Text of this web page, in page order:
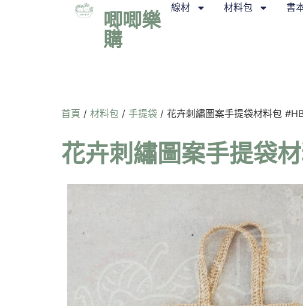
唧唧樂
購
線材 材料包 書
首頁 / 材料包 / 手提袋 / 花卉刺繡圖案手提袋材料包
花卉刺繡圖案手提袋